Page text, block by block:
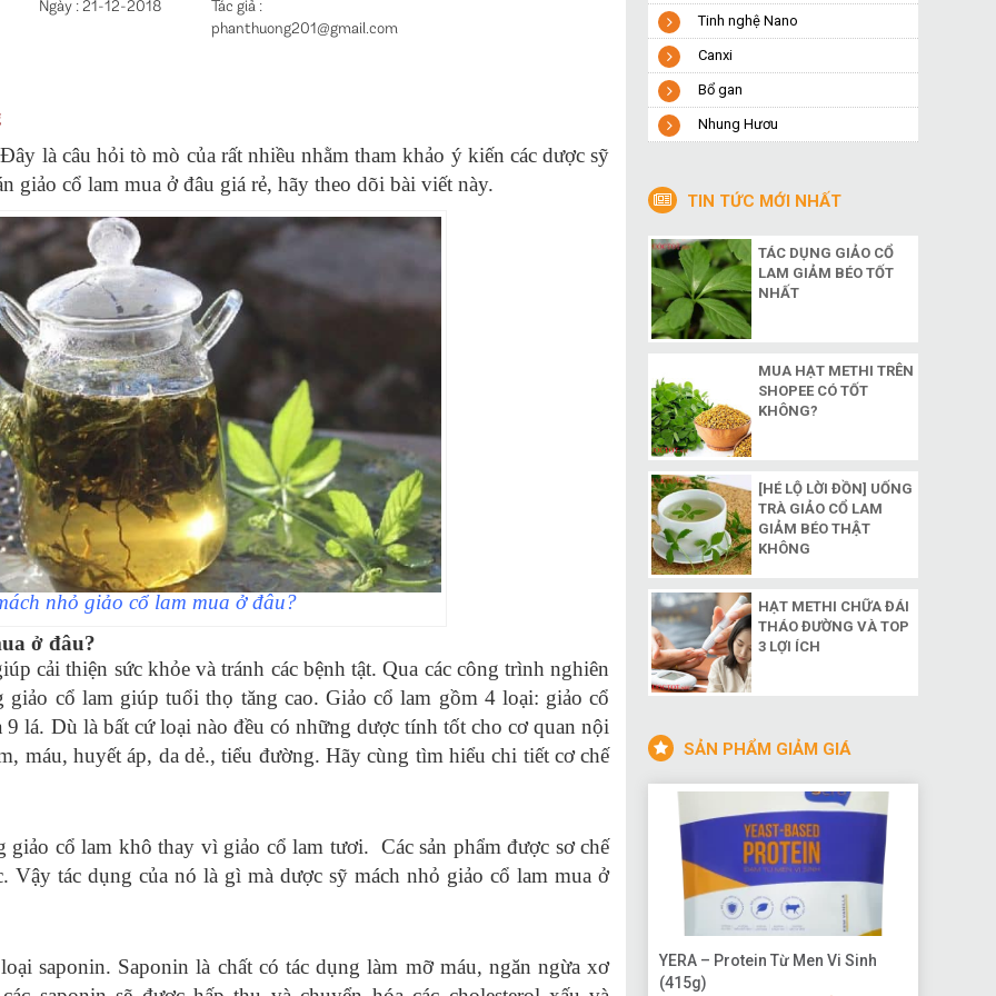
Ngày : 21-12-2018
Tác giả :
phanthuong201@gmail.com
là câu hỏi tò mò của rất nhiều nhằm tham khảo ý kiến các dược sỹ
giảo cổ lam mua ở đâu giá rẻ, hãy theo dõi bài viết này.
nhỏ giảo cổ lam mua ở đâu?
ở đâu?
cải thiện sức khỏe và tránh các bệnh tật. Qua các công trình nghiên
cổ lam giúp tuổi thọ tăng cao. Giảo cổ lam gồm 4 loại: giảo cổ
9 lá. Dù là bất cứ loại nào đều có những dược tính tốt cho cơ quan nội
máu, huyết áp, da dẻ., tiểu đường. Hãy cùng tìm hiểu chi tiết cơ chế
cổ lam khô thay vì giảo cổ lam tươi. Các sản phẩm được sơ chế
tác dụng của nó là gì mà dược sỹ mách nhỏ giảo cổ lam mua ở
saponin. Saponin là chất có tác dụng làm mỡ máu, ngăn ngừa xơ
Tinh nghệ Nano
Canxi
Bổ gan
Nhung Hươu
TIN TỨC MỚI NHẤT
TÁC DỤNG GIẢO CỔ
LAM GIẢM BÉO TỐT
NHẤT
MUA HẠT METHI TRÊN
SHOPEE CÓ TỐT
KHÔNG?
[HÉ LỘ LỜI ĐỒN] UỐNG
TRÀ GIẢO CỔ LAM
GIẢM BÉO THẬT
KHÔNG
HẠT METHI CHỮA ĐÁI
THÁO ĐƯỜNG VÀ TOP
3 LỢI ÍCH
SẢN PHẨM GIẢM GIÁ
YERA – Protein Từ Men Vi Sinh
(415g)